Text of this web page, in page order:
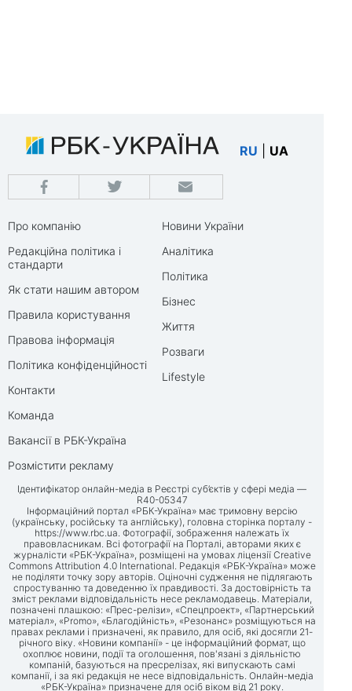
RU UA
Про компанію
Редакційна політика і
стандарти
Як стати нашим автором
Правила користування
Правова інформація
Політика конфіденційності
Контакти
Команда
Вакансії в РБК-Україна
Розмістити рекламу
Новини України
Аналітика
Політика
Бізнес
Життя
Розваги
Lifestyle
Ідентифікатор онлайн-медіа в Реєстрі суб’єктів у сфері медіа —
R40-05347
Інформаційний портал «РБК-Україна» має тримовну версію
(українську, російську та англійську), головна сторінка порталу -
https://www.rbc.ua . Фотографії, зображення належать їх
правовласникам. Всі фотографії на Порталі, авторами яких є
журналісти «РБК-Україна», розміщені на умовах ліцензії Creative
Commons Attribution 4.0 International. Редакція «РБК-Україна» може
не поділяти точку зору авторів. Оціночні судження не підлягають
спростуванню та доведенню їх правдивості. За достовірність та
зміст реклами відповідальність несе рекламодавець. Матеріали,
позначені плашкою: «Прес-релізи», «Спецпроект», «Партнерський
матеріал», «Promo», «Благодійність», «Резонанс» розміщуються на
правах реклами і призначені, як правило, для осіб, які досягли 21-
річного віку. «Новини компанії» - це інформаційний формат, що
охоплює новини, події та оголошення, пов'язані з діяльністю
компаній, базуються на пресрелізах, які випускають самі
компанії, і за які редакція не несе відповідальність. Онлайн-медіа
«РБК-Україна» призначене для осіб віком від 21 року.